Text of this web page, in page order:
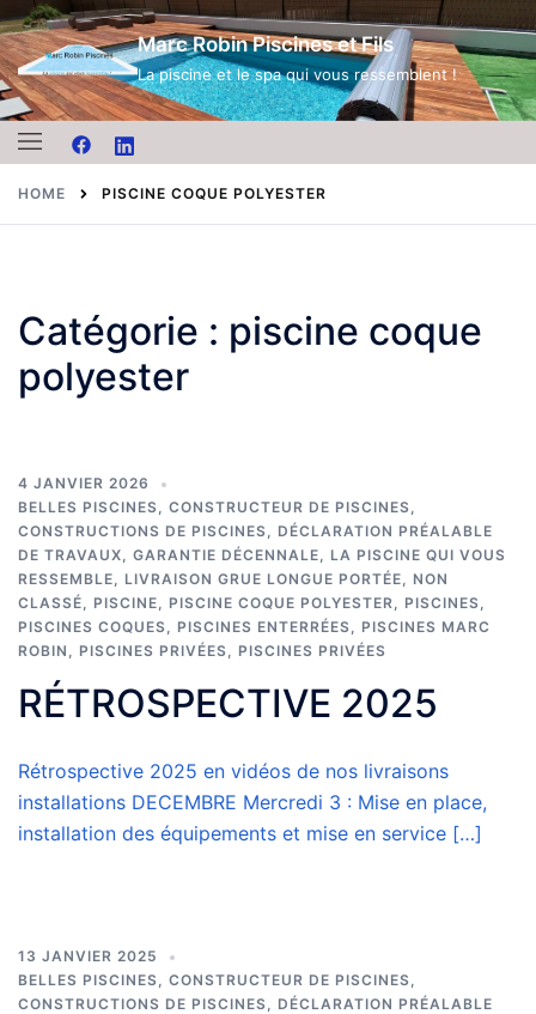
Skip
to
content
Marc Robin Piscines et Fils
La piscine et le spa qui vous ressemblent !
HOME PISCINE COQUE POLYESTER
Catégorie : piscine coque
polyester
4 JANVIER 2026
BELLES PISCINES, CONSTRUCTEUR DE PISCINES,
CONSTRUCTIONS DE PISCINES, DÉCLARATION PRÉALABLE
DE TRAVAUX, GARANTIE DÉCENNALE, LA PISCINE QUI VOUS
RESSEMBLE, LIVRAISON GRUE LONGUE PORTÉE, NON
CLASSÉ, PISCINE, PISCINE COQUE POLYESTER, PISCINES,
PISCINES COQUES, PISCINES ENTERRÉES, PISCINES MARC
ROBIN , PISCINES PRIVÉES, PISCINES PRIVÉES
RÉTROSPECTIVE 2025
Rétrospective 2025 en vidéos de nos livraisons
installations DECEMBRE Mercredi 3 : Mise en place,
installation des équipements et mise en service […]
13 JANVIER 2025
BELLES PISCINES, CONSTRUCTEUR DE PISCINES,
CONSTRUCTIONS DE PISCINES, DÉCLARATION PRÉALABLE